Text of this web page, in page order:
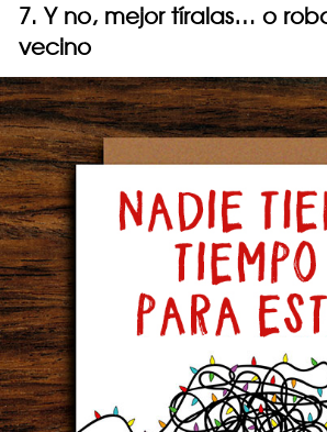
7. Y no, mejor tíralas… o
vecino